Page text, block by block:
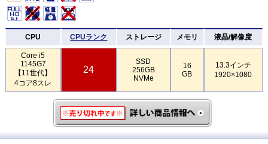
CPU CPUランク ストレージ メモリ 液晶/解像度
Core i5
1145G7
【11世代】
4コア8スレ
24
SSD
256GB
NVMe
16
GB
13.3インチ
1920×1080